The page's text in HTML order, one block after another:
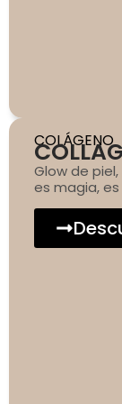
COLÁGENO
Glow de
es magia,